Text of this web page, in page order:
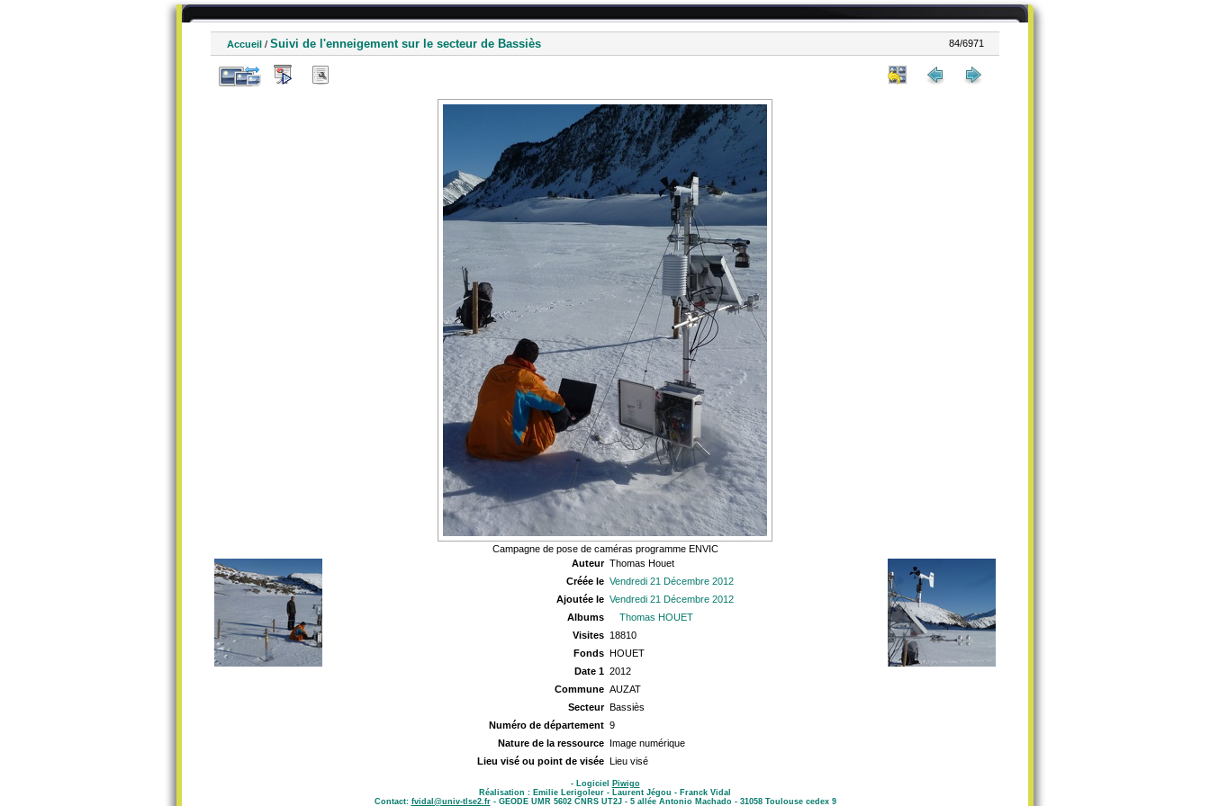
Accueil / Suivi de l'enneigement sur le secteur de Bassiès 84/6971
Campagne de pose de caméras programme ENVIC
Auteur Thomas Houet
Créée le Vendredi 21 Décembre 2012
Ajoutée le Vendredi 21 Décembre 2012
Albums
Thomas HOUET
Visites 18810
Fonds HOUET
Date 1 2012
Commune AUZAT
Secteur Bassiès
Numéro de département 9
Nature de la ressource Image numérique
Lieu visé ou point de visée Lieu visé
- Logiciel
Piwigo
Réalisation : Emilie Lerigoleur - Laurent Jégou - Franck Vidal
Contact: fvidal@univ-tlse2.fr- GEODE UMR 5602 CNRS UT2J - 5 allée Antonio Machado - 31058 Toulouse cedex 9